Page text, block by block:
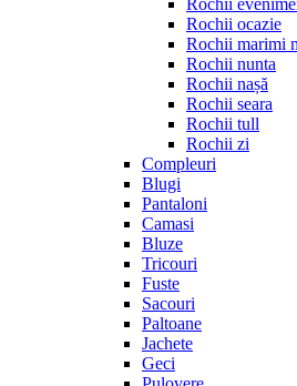
Rochii
Rochii ocazie
Rochii marimi
Rochii nunta
Rochii nașă
Rochii seara
Rochii tull
Rochii zi
Compleuri
Blugi
Pantaloni
Camasi
Bluze
Tricouri
Fuste
Sacouri
Paltoane
Jachete
Geci